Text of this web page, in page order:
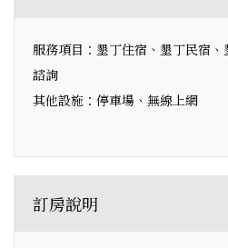
服務項目：墾丁住宿、墾丁民宿
諮詢
其他設施：停車場、無線上網
訂房說明